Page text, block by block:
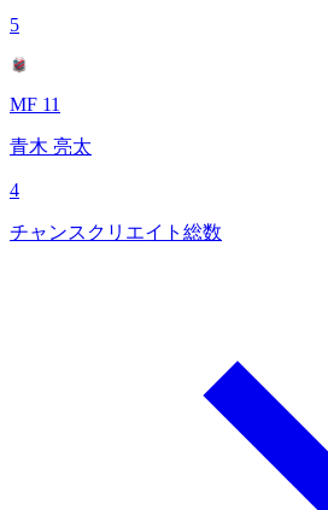
5
MF 11
青木 亮太
4
チャンスクリエイト総数